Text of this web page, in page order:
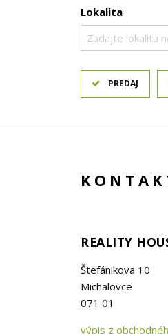
Lokalita
Zadajte lokalitu
PREDAJ
REALITY
Štefánikova 10
Michalovce
071 01
výpis z